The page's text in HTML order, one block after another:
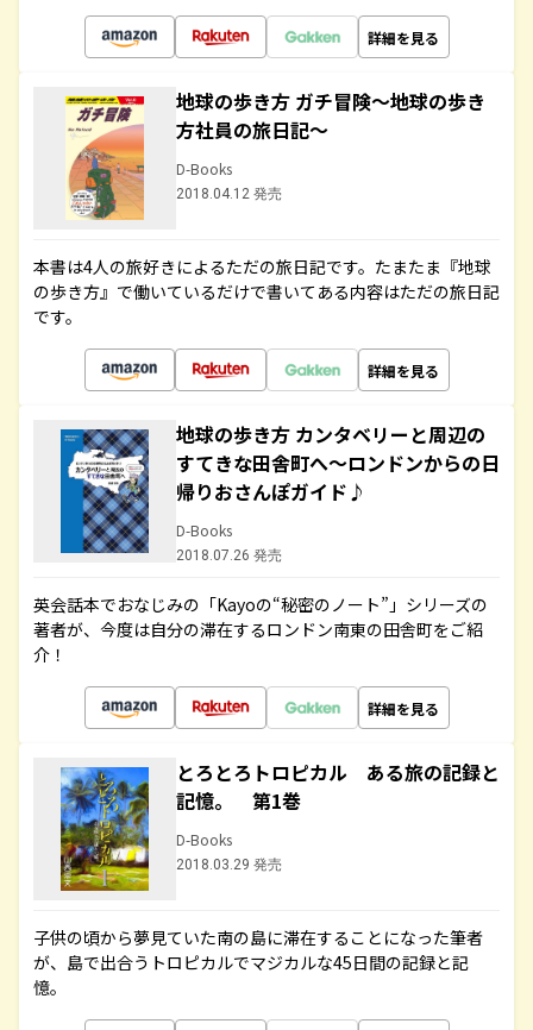
詳細を見る
地球の歩き方 ガチ冒険～地球の歩き
方社員の旅日記～
D-Books
2018.04.12 発売
本書は4人の旅好きによるただの旅日記です。たまたま『地球
の歩き方』で働いているだけで書いてある内容はただの旅日記
です。
詳細を見る
地球の歩き方 カンタベリーと周辺の
すてきな田舎町へ～ロンドンからの日
帰りおさんぽガイド♪
D-Books
2018.07.26 発売
英会話本でおなじみの「Kayoの“秘密のノート”」シリーズの
著者が、今度は自分の滞在するロンドン南東の田舎町をご紹
介！
詳細を見る
とろとろトロピカル ある旅の記録と
記憶。 第1巻
D-Books
2018.03.29 発売
子供の頃から夢見ていた南の島に滞在することになった筆者
が、島で出合うトロピカルでマジカルな45日間の記録と記
憶。